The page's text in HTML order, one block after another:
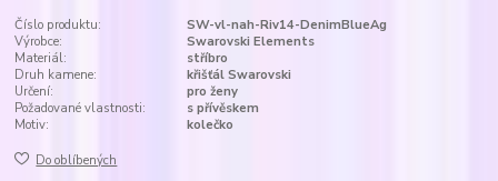
Číslo produktu:
SW-vl-nah-Riv14-DenimBlueAg
Výrobce:
Swarovski Elements
Materiál:
stříbro
Druh kamene:
křišťál Swarovski
Určení:
pro ženy
Požadované vlastnosti:
s přívěskem
Motiv:
kolečko
Do oblíbených